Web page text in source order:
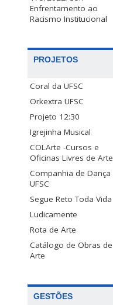
Enfrentamento ao
Racismo Institucional
PROJETOS
Coral da UFSC
Orkextra UFSC
Projeto 12:30
Igrejinha Musical
COLArte -Cursos e
Oficinas Livres de Arte
Companhia de Dança
UFSC
Segue Reto Toda Vida
Ludicamente
Rota de Arte
Catálogo de Obras de
Arte
GESTÕES